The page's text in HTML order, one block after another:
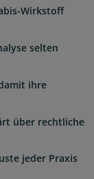
Wirkstoff
selten
ihre
über rechtliche
jeder Praxis